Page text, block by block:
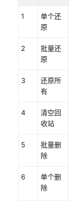
(CodeArts
Artifact)
1
单个还
原
2
批量还
原
3
还原所
有
4
清空回
收站
5
批量删
除
6
单个删
除